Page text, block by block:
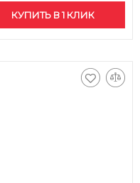
КУПИТЬ В 1 КЛИК